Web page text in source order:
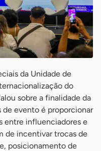
da Unidade de
do
sobre a finalidade da
de evento é proporcionar
entre influenciadores e
de incentivar trocas de
posicionamento de